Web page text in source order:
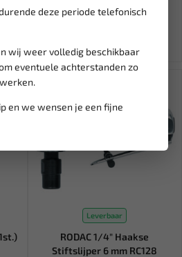
deze periode telefonisch
wij weer volledig beschikbaar
eventuele achterstanden zo
en we wensen je een fijne
18,95
Leverbaar
RODAC 1/4" Haakse
Stiftslijper 6 mm RC128